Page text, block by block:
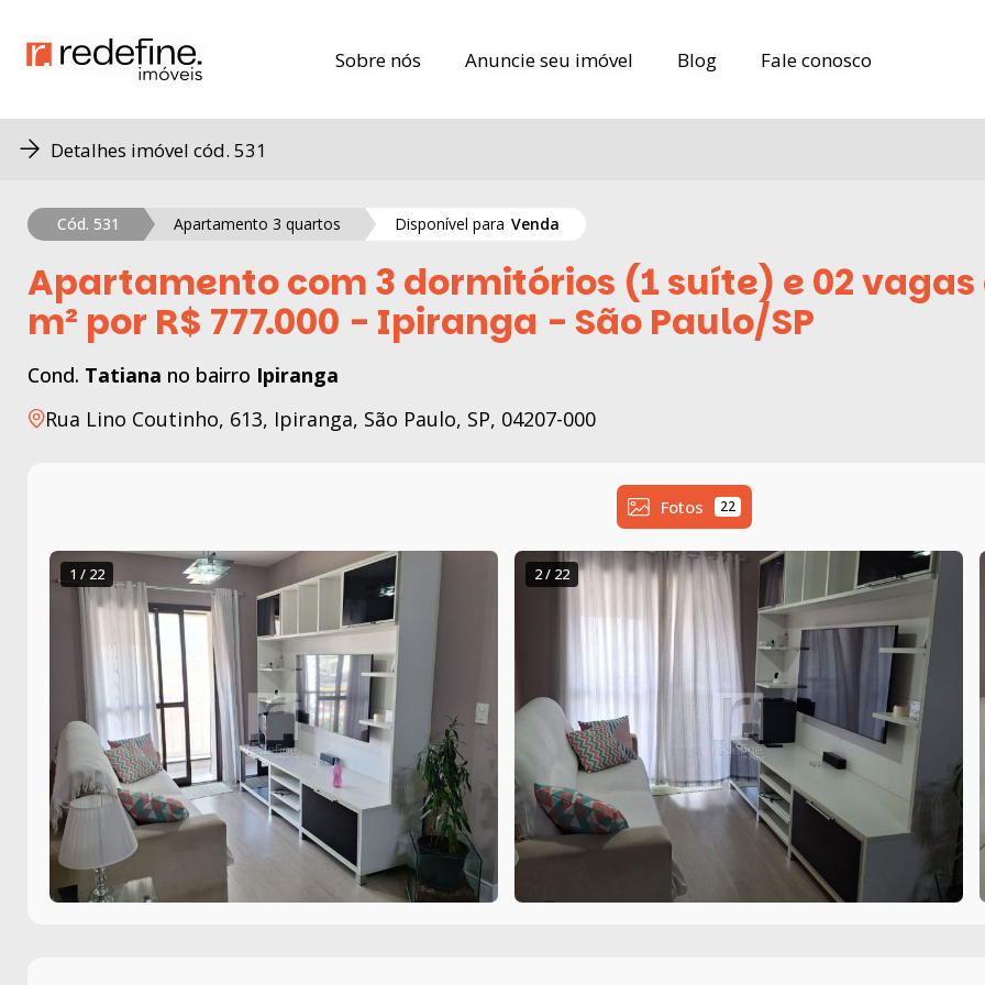
Fale conosco
Sobre nós Anuncie seu imóvel Blog Fale conosco
Sobre nós Anuncie seu imóvel Blog
Detalhes imóvel cód. 531
Cód. 531 Apartamento 3 quartos Disponível para Venda
Apartamento com 3 dormitórios (1 suíte) e 02 vagas
m² por R$ 777.000 - Ipiranga - São Paulo/SP
Cond. Tatiana no bairro Ipiranga
Rua Lino Coutinho, 613, Ipiranga, São Paulo, SP, 04207-000
Fotos 22
1 / 22 2 / 22